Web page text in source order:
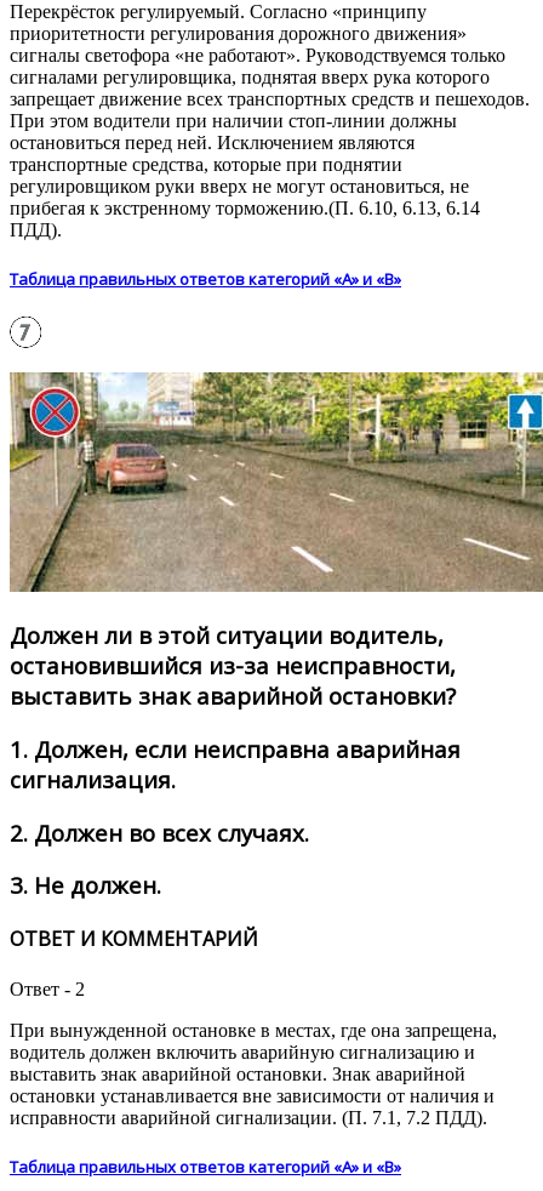
Перекрёсток регулируемый. Согласно «принципу
приоритетности регулирования дорожного движения»
сигналы светофора «не работают». Руководствуемся только
сигналами регулировщика, поднятая вверх рука которого
запрещает движение всех транспортных средств и пешеходов.
При этом водители при наличии стоп-линии должны
остановиться перед ней. Исключением являются
транспортные средства, которые при поднятии
регулировщиком руки вверх не могут остановиться, не
прибегая к экстренному торможению.(П. 6.10, 6.13, 6.14
ПДД).
Таблица правильных ответов категорий «А» и «В»
Должен ли в этой ситуации водитель,
остановившийся из-за неисправности,
выставить знак аварийной остановки?
1. Должен, если неисправна аварийная
сигнализация.
2. Должен во всех случаях.
3. Не должен.
ОТВЕТ И КОММЕНТАРИЙ
Ответ - 2
При вынужденной остановке в местах, где она запрещена,
водитель должен включить аварийную сигнализацию и
выставить знак аварийной остановки. Знак аварийной
остановки устанавливается вне зависимости от наличия и
исправности аварийной сигнализации. (П. 7.1, 7.2 ПДД).
Таблица правильных ответов категорий «А» и «В»